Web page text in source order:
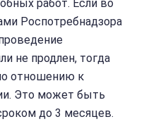
работ. Если во
Роспотребнадзора
не продлен, тогда
отношению к
Это может быть
до 3 месяцев.